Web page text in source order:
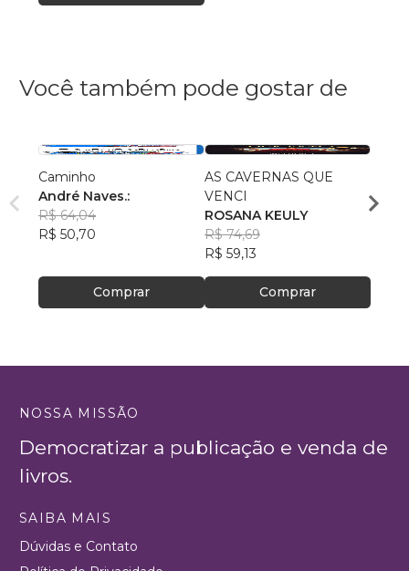
Você também pode gostar de
Caminho
André Naves.:
R$ 64,04
R$ 50,70
Comprar
AS CAVERNAS QUE
VENCI
ROSANA KEULY
R$ 74,69
R$ 59,13
Comprar
Chris
R$
NOSSA MISSÃO
Democratizar a publicação e venda de
livros.
SAIBA MAIS
Dúvidas e Contato